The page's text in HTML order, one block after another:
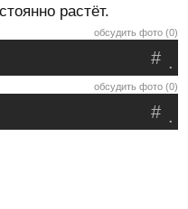
растёт.
обсудить фото (0)
.
#
обсудить фото (0)
.
#